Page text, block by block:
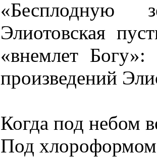
«Бесплодную
Элиотовская
«внемлет
произведений
Когда под небом
Под